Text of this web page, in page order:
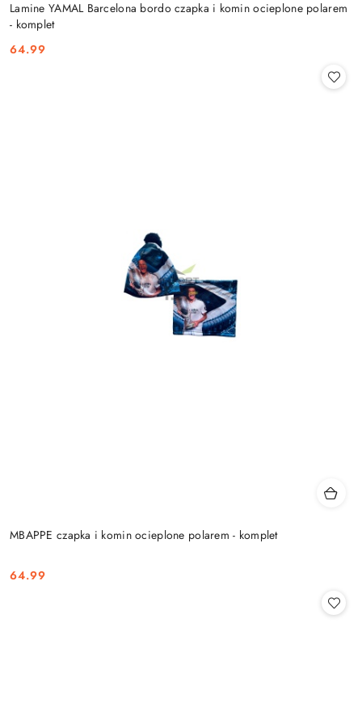
Lamine YAMAL Barcelona bordo czapka i komin ocieplone polarem
- komplet
Cena:
64.99
MBAPPE czapka i komin ocieplone polarem - komplet
Cena:
64.99